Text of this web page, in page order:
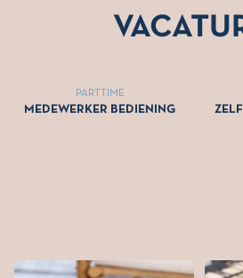
PARTTIME
MEDEWERKER BEDIENING